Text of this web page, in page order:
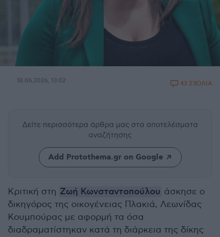
18.06.2026, 13:02 43 ΣΧΟΛΙΑ
Δείτε περισσότερα άρθρα μας στα αποτελέσματα
αναζήτησης
Add Protothema.gr on Google
Κριτική στη Ζωή Κωνσταντοπούλου άσκησε ο
δικηγόρος της οικογένειας Πλακιά, Λεωνίδας
Κουμπούρας με αφορμή τα όσα
διαδραματίστηκαν κατά τη διάρκεια της δίκης